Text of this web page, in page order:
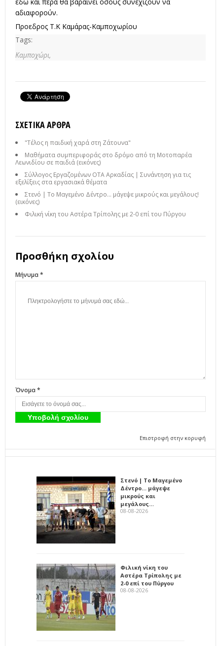
αδιαφορούν.
Προεδρος Τ.Κ Καμάρας-Καμποχωρίου
Tags:
Καμποχώρι,
ΣΧΕΤΙΚΆ ΆΡΘΡΑ
"Τέλος η παιδική χαρά στη Ζάτουνα"
Μαθήματα συμπεριφοράς στο δρόμο από τη Μοτοπαρέα
Λεωνιδίου σε παιδιά (εικόνες)
Σύλλογος Εργαζομένων ΟΤΑ Αρκαδίας | Συνάντηση για τις
εξελίξεις στα εργασιακά θέματα
Στενό | Το Μαγεμένο Δέντρο… μάγεψε μικρούς και μεγάλους!
(εικόνες)
Φιλική νίκη του Αστέρα Τρίπολης με 2-0 επί του Πύργου
Προσθήκη σχολίου
Μήνυμα *
Όνομα *
Επιστροφή στην κορυφή
Στενό | Το Μαγεμένο
Δέντρο… μάγεψε
μικρούς και
μεγάλους…
08-08-2026
Φιλική νίκη του
Αστέρα Τρίπολης με
2-0 επί του Πύργου
08-08-2026